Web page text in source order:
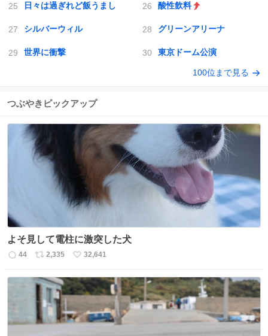
日々は過ぎれど飯うまし 酸性飲料
シルバーウィル グリーンアリーナ
世界に衝撃 東京ドーム公演
100位まで見る
つぶやきピックアップ
よそ見して電柱に激突した犬
返
数
44
リ
ス
ト
数
2,335
い
ね
数
32,641